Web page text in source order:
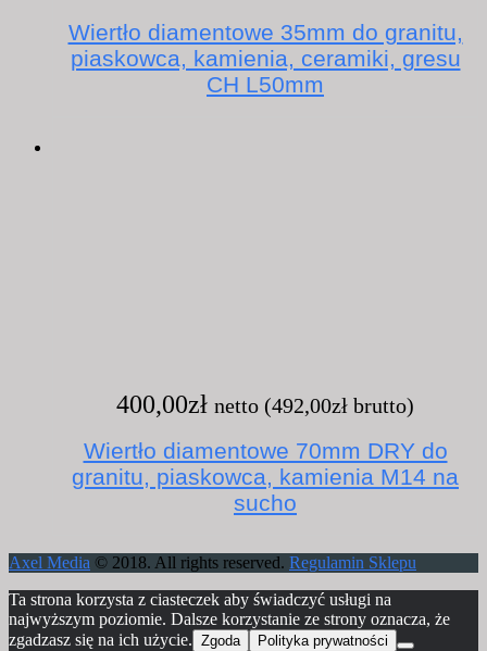
Wiertło diamentowe 35mm do granitu,
piaskowca, kamienia, ceramiki, gresu
CH L50mm
400,00zł netto (492,00zł brutto)
Wiertło diamentowe 70mm DRY do
granitu, piaskowca, kamienia M14 na
sucho
Axel Media © 2018. All rights reserved. Regulamin Sklepu
Ta strona korzysta z ciasteczek aby świadczyć usługi na
najwyższym poziomie. Dalsze korzystanie ze strony oznacza, że
zgadzasz się na ich użycie. Zgoda Polityka prywatności